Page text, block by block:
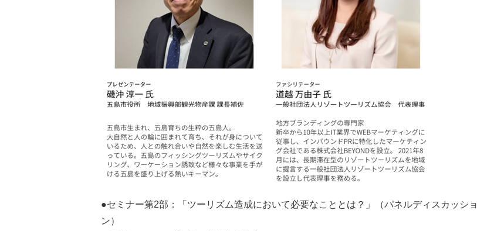
​●セミナー第2部：「ツーリズム造成において必要なこととは？」（パネルディスカッショ
ン）